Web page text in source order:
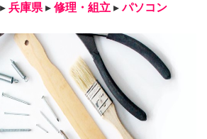
▸ 兵庫県 ▸ 修理・組立 ▸ パソコン